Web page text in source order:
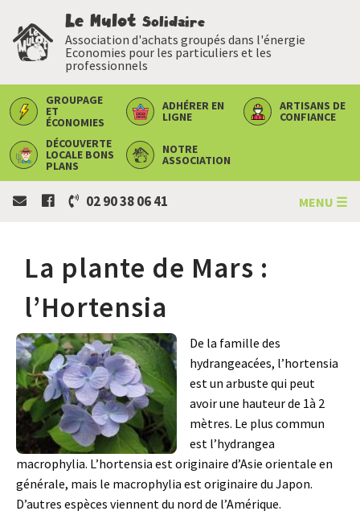
Le Mulot Solidaire
Association d'achats groupés dans l'énergie
Economies pour les particuliers et les
professionnels
GROUPAGE
ET
ÉCONOMIES
ADHÉRER EN
LIGNE
ARTISANS DE
CONFIANCE
DÉCOUVERTE
LOCALE BONS
PLANS
NOTRE
ASSOCIATION
02 90 38 06 41 MENU ☰
La plante de Mars :
l’Hortensia
De la famille des
hydrangeacées, l’hortensia
est un arbuste qui peut
avoir une hauteur de 1à 2
mètres. Le plus commun
est l’hydrangea
macrophylia. L’hortensia est originaire d’Asie orientale en
générale, mais le macrophylia est originaire du Japon.
D’autres espèces viennent du nord de l’Amérique.